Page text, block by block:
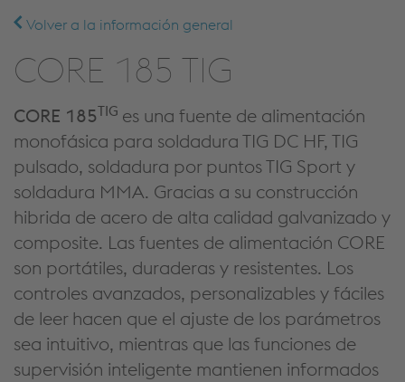
Volver a la información general
CORE 185 TIG
CORE 185TIG es una fuente de alimentación
monofásica para soldadura TIG DC HF, TIG
pulsado, soldadura por puntos TIG Sport y
soldadura MMA. Gracias a su construcción
hibrida de acero de alta calidad galvanizado y
composite. Las fuentes de alimentación CORE
son portátiles, duraderas y resistentes. Los
controles avanzados, personalizables y fáciles
de leer hacen que el ajuste de los parámetros
sea intuitivo, mientras que las funciones de
supervisión inteligente mantienen informados